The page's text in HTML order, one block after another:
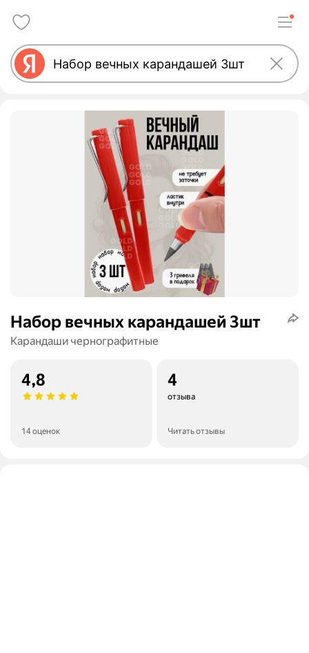
Набор вечных карандашей 3шт
Карандаши чернографитные
4,8
14 оценок
4
отзыва
Читать отзывы